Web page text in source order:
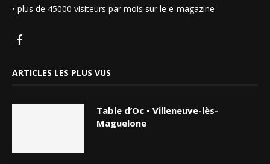
• plus de 45000 visiteurs par mois sur le e-magazine
ARTICLES LES PLUS VUS
Table d’Oc • Villeneuve-lès-
Maguelone